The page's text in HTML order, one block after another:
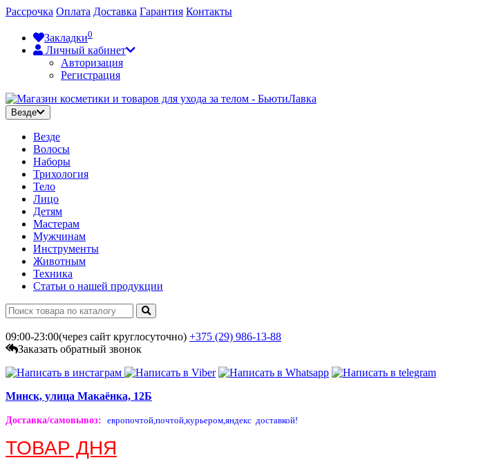
Рассрочка Оплата Доставка Гарантия Контакты
Закладки0
Личный кабинет
Авторизация
Регистрация
Везде
Везде
Волосы
Наборы
Трихология
Тело
Лицо
Детям
Мастерам
Мужчинам
Инструменты
Животным
Техника
Статьи о нашей продукции
09:00-23:00(через сайт круглосуточно) +375 (29) 986-13-88
Заказать обратный звонок
Минск, улица Макаёнка, 12Б
Доставка/самовывоз: европочтой,почтой,курьером,яндекс доставкой!
ТОВАР ДНЯ